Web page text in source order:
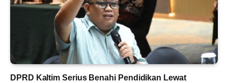
DPRD Kaltim Serius Benahi Pendidikan Lewat